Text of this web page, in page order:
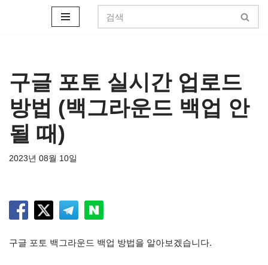
로
너
뛰
기
구글 포토 실시간 업로드
방법 (백그라운드 백업 안
될 때)
2023년 08월 10일
구글 포토 백그라운드 백업 방법을 알아보겠습니다.